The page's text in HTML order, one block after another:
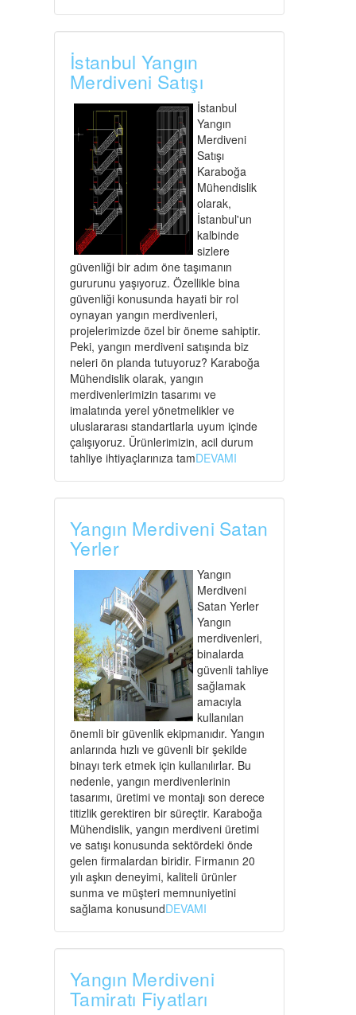
İstanbul Yangın
Merdiveni Satışı
İstanbul
Yangın
Merdiveni
Satışı
Karaboğa
Mühendislik
olarak,
İstanbul'un
kalbinde
sizlere
güvenliği bir adım öne taşımanın
gururunu yaşıyoruz. Özellikle bina
güvenliği konusunda hayati bir rol
oynayan yangın merdivenleri,
projelerimizde özel bir öneme sahiptir.
Peki, yangın merdiveni satışında biz
neleri ön planda tutuyoruz? Karaboğa
Mühendislik olarak, yangın
merdivenlerimizin tasarımı ve
imalatında yerel yönetmelikler ve
uluslararası standartlarla uyum içinde
çalışıyoruz. Ürünlerimizin, acil durum
tahliye ihtiyaçlarınıza tamDEVAMI
Yangın Merdiveni Satan
Yerler
Yangın
Merdiveni
Satan Yerler
Yangın
merdivenleri,
binalarda
güvenli tahliye
sağlamak
amacıyla
kullanılan
önemli bir güvenlik ekipmanıdır. Yangın
anlarında hızlı ve güvenli bir şekilde
binayı terk etmek için kullanılırlar. Bu
nedenle, yangın merdivenlerinin
tasarımı, üretimi ve montajı son derece
titizlik gerektiren bir süreçtir. Karaboğa
Mühendislik, yangın merdiveni üretimi
ve satışı konusunda sektördeki önde
gelen firmalardan biridir. Firmanın 20
yılı aşkın deneyimi, kaliteli ürünler
sunma ve müşteri memnuniyetini
sağlama konusundDEVAMI
Yangın Merdiveni
Tamiratı Fiyatları